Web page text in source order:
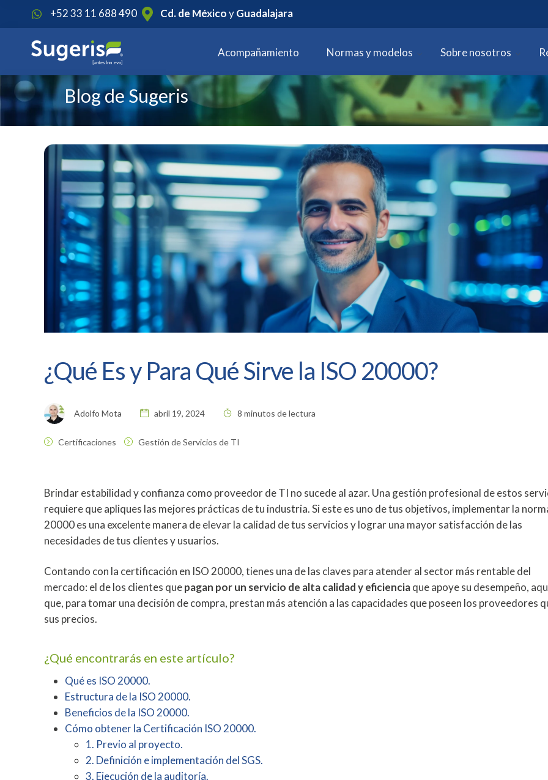
+52 33 11 688 490 Cd. de MéxicoyGuadalajara
Acompañamiento Normas y modelos Sobre nosotros
Blog de Sugeris
¿Qué Es y Para Qué Sirve la ISO 20000?
Adolfo Mota abril 19, 2024 8 minutos de lectura
Certificaciones Gestión de Servicios de TI
Brindar estabilidad y confianza como proveedor de TI no sucede al azar. Una gestión profesional de estos
requiere que apliques las mejores prácticas de tu industria. Si este es uno de tus objetivos, implementar la
20000 es una excelente manera de elevar la calidad de tus servicios y lograr una mayor satisfacción de las
necesidades de tus clientes y usuarios.
Contando con la certificación en ISO 20000, tienes una de las claves para atender al sector más rentable del
mercado: el de los clientes quepagan por un servicio de alta calidad y eficienciaque apoye su desempeño,
que, para tomar una decisión de compra, prestan más atención a las capacidades que poseen los proveedores
sus precios.
¿Qué encontrarás en este artículo?
Qué es ISO 20000.
Estructura de la ISO 20000.
Beneficios de la ISO 20000.
Cómo obtener la Certificación ISO 20000.
1. Previo al proyecto.
2. Definición e implementación del SGS.
3. Ejecución de la auditoría.